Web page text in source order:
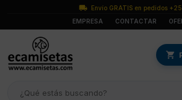
Envío GRATIS en pedidos
EMPRESA
CONTACTAR